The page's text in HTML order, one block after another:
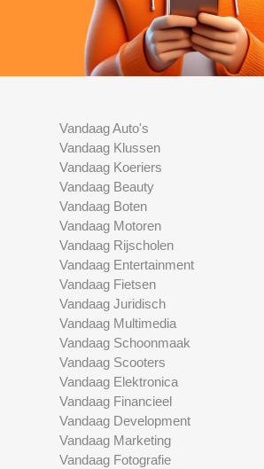
Vandaag Auto's
Vandaag Klussen
Vandaag Koeriers
Vandaag Beauty
Vandaag Boten
Vandaag Motoren
Vandaag Rijscholen
Vandaag Entertainment
Vandaag Fietsen
Vandaag Juridisch
Vandaag Multimedia
Vandaag Schoonmaak
Vandaag Scooters
Vandaag Elektronica
Vandaag Financieel
Vandaag Development
Vandaag Marketing
Vandaag Fotografie